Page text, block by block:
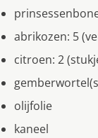
abrikozen: 5
citroen: 2
olijfolie
kaneel